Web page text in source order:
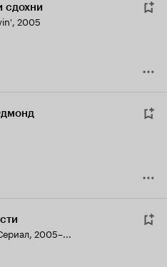
сдохни
, 2005
2005–...